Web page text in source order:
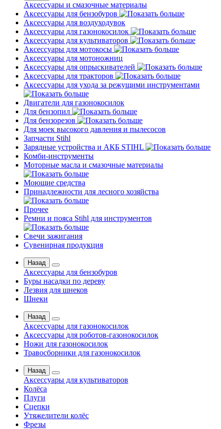
Аксессуары и смазочные материалы
Аксессуары для бензобуров
Аксессуары для воздуходувок
Аксессуары для газонокосилок
Аксессуары для культиваторов
Аксессуары для мотокосы
Аксессуары для мотоножниц
Аксессуары для опрыскивателей
Аксессуары для тракторов
Аксессуары для ухода за режущими инструментами
Двигатели для газонокосилок
Для бензопил
Для бензорезов
Для моек высокого давления и пылесосов
Запчасти Stihl
Зарядные устройства и АКБ STIHL
Комби-инструменты
Моторные масла и смазочные материалы
Моющие средства
Принадлежности для лесного хозяйства
Прочее
Ремни и пояса Stihl для инструментов
Свечи зажигания
Сувенирная продукция
Назад
Аксессуары для бензобуров
Буры насадки по дереву
Лезвия для шнеков
Шнеки
Назад
Аксессуары для газонокосилок
Аксессуары для роботов-газонокосилок
Ножи для газонокосилок
Травосборники для газонокосилок
Назад
Аксессуары для культиваторов
Колёса
Плуги
Сцепки
Утяжелители колёс
Фрезы